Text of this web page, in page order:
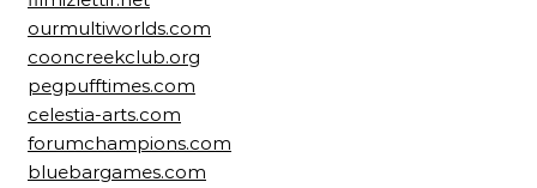
ourmultiworlds.com
cooncreekclub.org
pegpufftimes.com
celestia-arts.com
forumchampions.com
bluebargames.com